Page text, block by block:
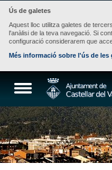
Ús de galetes
Aquest lloc utilitza galetes de
l'anàlisi de la teva navegació. Si
configuració considerarem que
Més informació sobre l'ús de les